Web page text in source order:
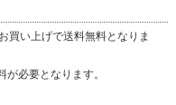
買い上げで送料無料となりま
必要となります。